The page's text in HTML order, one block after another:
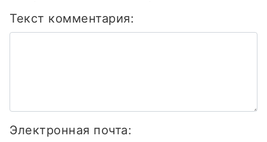
Текст комментария:
Электронная почта: